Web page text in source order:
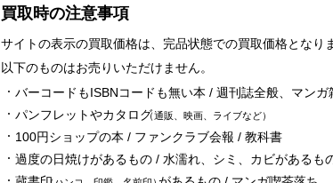
買取時の注意事項
サイトの表示の買取価格は、完品状態での買取価格となり
以下のものはお売りいただけません。
バーコードもISBNコードも無い本 / 週刊誌全般、マン
パンフレットやカタログ 通販、映画、ライブなど
100円ショップの本 / ファンクラブ会報 / 教科書
過度の日焼けがあるもの / 水濡れ、シミ、カビがあるも